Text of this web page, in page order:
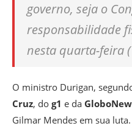
governo, seja o
responsabilidade
nesta quarta-feira
O ministro Durigan,
Cruz, do g1 e da
Gilmar Mendes em sua luta.